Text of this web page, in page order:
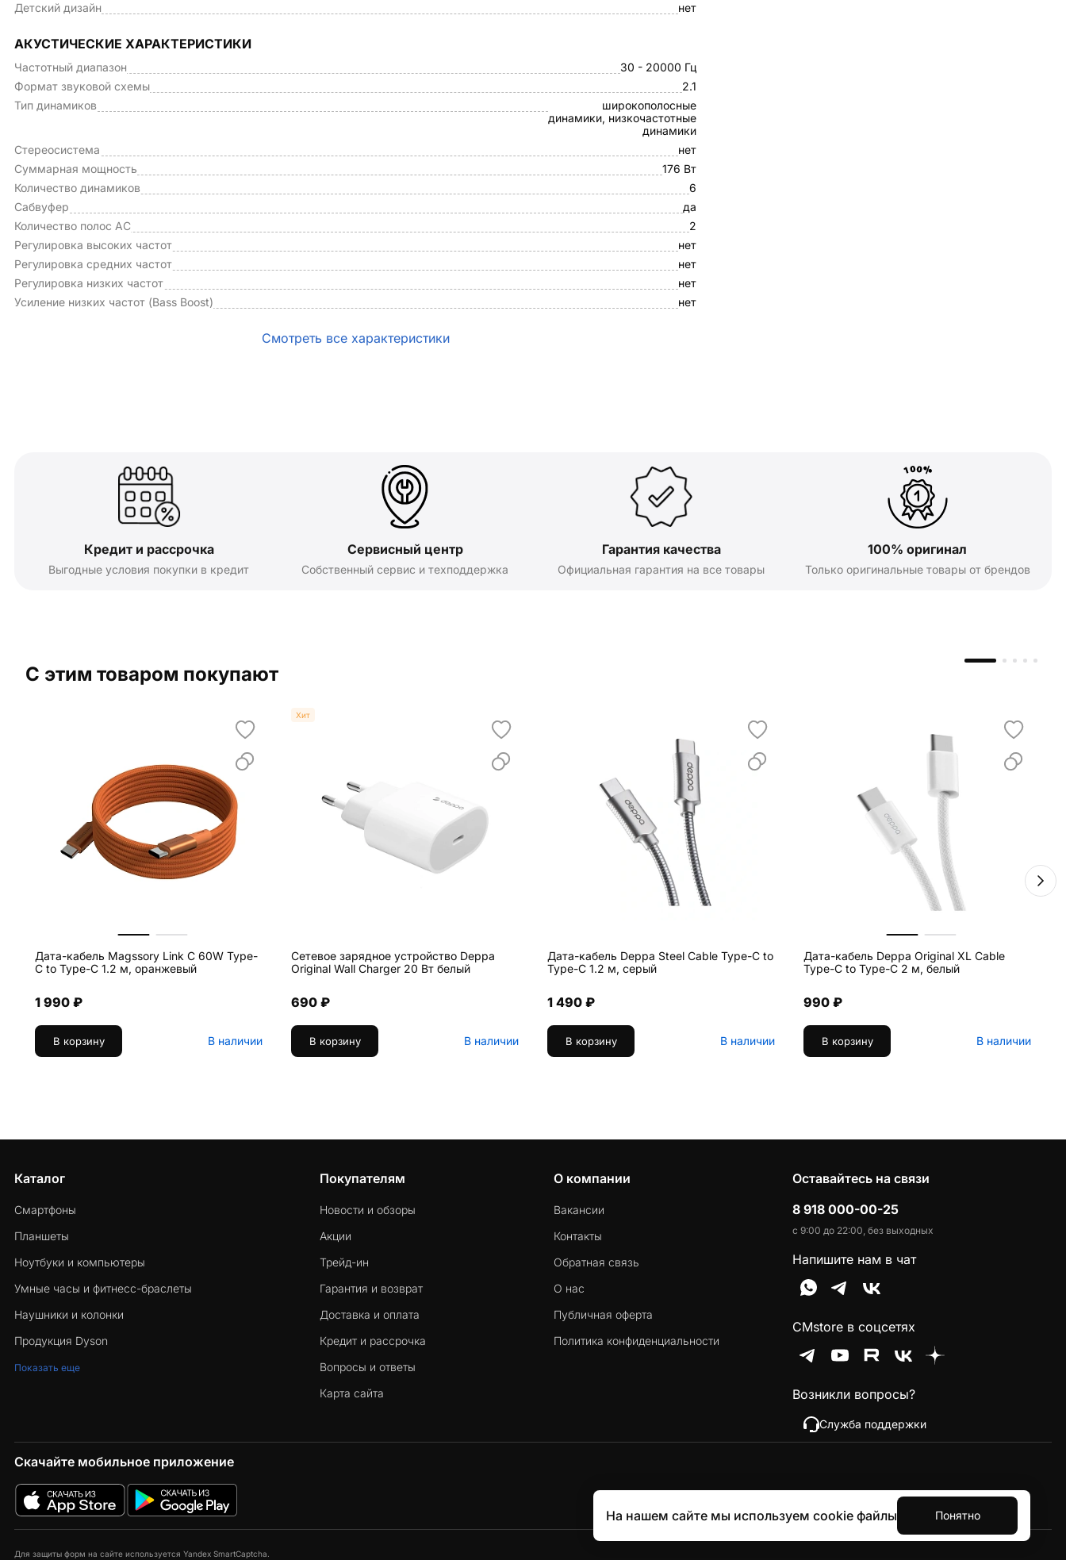
Детский дизайн
нет
АКУСТИЧЕСКИЕ ХАРАКТЕРИСТИКИ
Частотный диапазон
30 - 20000 Гц
Формат звуковой схемы
2.1
Тип динамиков
широкополосные
динамики, низкочастотные
динамики
Стереосистема
нет
Суммарная мощность
176 Вт
Количество динамиков
6
Сабвуфер
да
Количество полос АС
2
Регулировка высоких частот
нет
Регулировка средних частот
нет
Регулировка низких частот
нет
Усиление низких частот (Bass Boost)
нет
Смотреть все характеристики
Кредит и рассрочка
Выгодные условия покупки в кредит
Сервисный центр
Собственный сервис и техподдержка
Гарантия качества
Официальная гарантия на все товары
100% оригинал
Только оригинальные товары от брендов
С этим товаром покупают
Дата-кабель Magssory Link C 60W Type-
C to Type-C 1.2 м, оранжевый
1 990 ₽
В корзину В наличии
Хит
Сетевое зарядное устройство Deppa
Original Wall Charger 20 Вт белый
690 ₽
В корзину В наличии
Дата-кабель Deppa Steel Cable Type-C to
Type-C 1.2 м, серый
1 490 ₽
В корзину В наличии
Дата-кабель Deppa Original XL Cable
Type-C to Type-C 2 м, белый
990 ₽
В корзину В наличии
Каталог
Смартфоны
Планшеты
Ноутбуки и компьютеры
Умные часы и фитнесс-браслеты
Наушники и колонки
Продукция Dyson
Показать еще
Покупателям
Новости и обзоры
Акции
Трейд-ин
Гарантия и возврат
Доставка и оплата
Кредит и рассрочка
Вопросы и ответы
Карта сайта
О компании
Вакансии
Контакты
Обратная связь
О нас
Публичная оферта
Политика конфиденциальности
Оставайтесь на связи
8 918 000-00-25
с 9:00 до 22:00, без выходных
Напишите нам в чат
CMstore в соцсетях
Возникли вопросы?
Служба поддержки
Скачайте мобильное приложение
Для защиты форм на сайте используется Yandex SmartCaptcha.
На нашем сайте мы используем cookie файлы Понятно